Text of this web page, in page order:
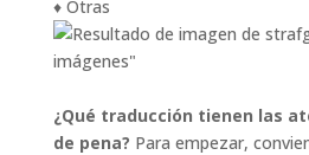
♦ Otras
¿Qué traducción tienen las
de pena? Para empezar,